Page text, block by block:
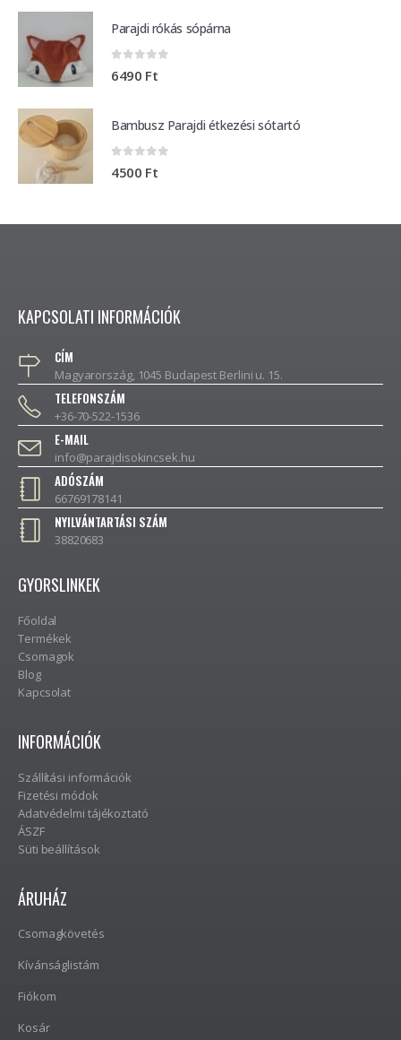
Parajdi rókás sópárna
6490 Ft
Bambusz Parajdi étkezési sótartó
4500 Ft
KAPCSOLATI INFORMÁCIÓK
CÍM
Magyarország, 1045 Budapest Berlini u. 15.
TELEFONSZÁM
+36-70-522-1536
E-MAIL
info@parajdisokincsek.hu
ADÓSZÁM
66769178141
NYILVÁNTARTÁSI SZÁM
38820683
GYORSLINKEK
Főoldal
Termékek
Csomagok
Blog
Kapcsolat
INFORMÁCIÓK
Szállítási információk
Fizetési módok
Adatvédelmi tájékoztató
ÁSZF
Süti beállítások
ÁRUHÁZ
Csomagkövetés
Kívánságlistám
Fiókom
Kosár